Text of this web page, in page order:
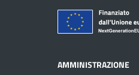
AMMINISTRAZIONE